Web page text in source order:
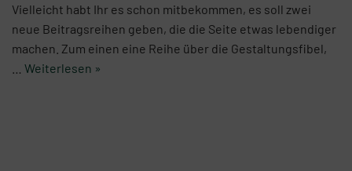
Vielleicht habt Ihr es schon mitbekommen, es soll zwei
neue Beitragsreihen geben, die die Seite etwas lebendiger
machen. Zum einen eine Reihe über die Gestaltungsfibel,
Weiterlesen »